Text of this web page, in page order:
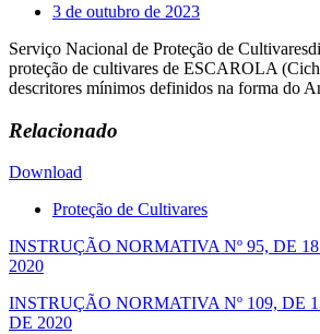
3 de outubro de 2023
Serviço Nacional de Proteção de
proteção de cultivares de ESCAROLA
descritores mínimos definidos na forma do
Relacionado
Download
Proteção de Cultivares
Navegação
de
Post
INSTRUÇÃO NORMATIVA Nº 95, DE
2020
INSTRUÇÃO NORMATIVA Nº 109, DE
DE 2020